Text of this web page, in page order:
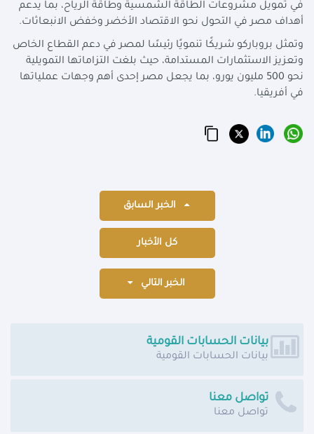
في تمويل مشروعات الطاقة الشمسية وطاقة الرياح، بما يدعم
أهداف مصر في التحول نحو الاقتصاد الأخضر وخفض الانبعاثات.
وتمثل بروباركو شريكًا تنمويًا رئيسًا لمصر في دعم القطاع الخاص
وتعزيز الاستثمارات المستدامة، حيث بلغت التزاماتها التمويلية
نحو 500 مليون يورو، بما يجعل مصر إحدى أهم وجهات عملياتها
في أفريقيا.
الخبر السابق
كل الأخبار
الخبر التالي
بيانات الحسابات القومية
بيانات الحسابات القومية
تواصل معنا
تواصل معنا